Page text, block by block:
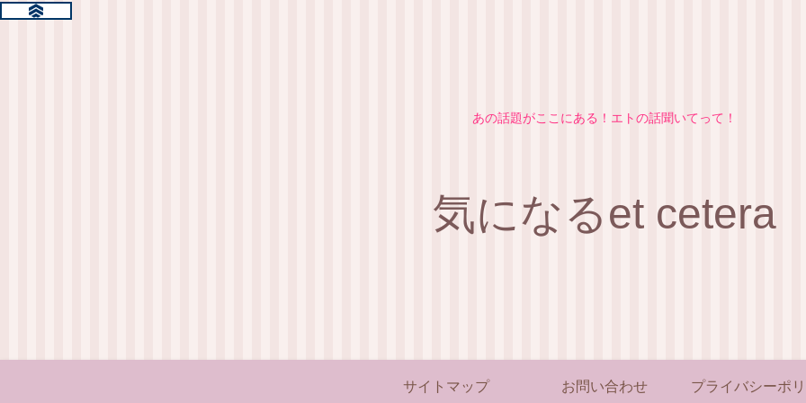
あの話題がここにある！エトの話聞いてって！
気になるet cetera
サイトマップ お問い合わせ プライバシーポ